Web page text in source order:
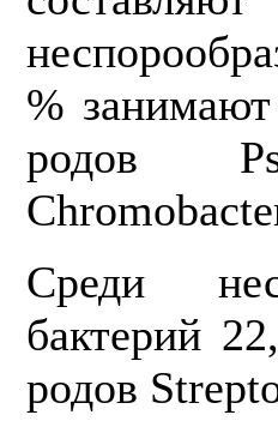
% занимают
родов
Среди
бактерий
родов